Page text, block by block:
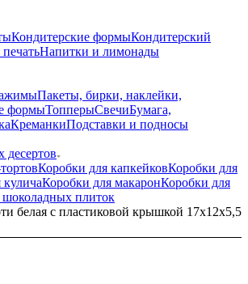
Кондитерские формыКондитерский
Напитки и лимонады
Пакеты, бирки, наклейки,
формыТопперыСвечиБумага,
КреманкиПодставки и подносы
десертов
Коробки для капкейковКоробки для
Коробки для макаронКоробки для
плиток
белая с пластиковой крышкой 17х12х5,5